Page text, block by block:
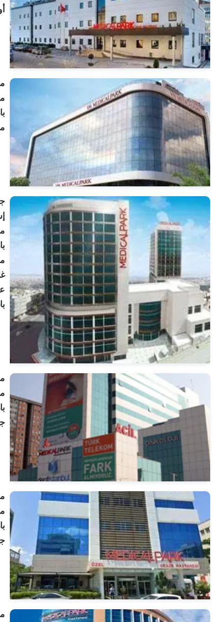
أوردو
انظر
الملف
الشخصي
مستشفى
انظر
الملف
الشخصي
إستينيا
ميديكال
مستشفى
غازي
عثمان
باشا
انظر
الملف
مستشفى
ميديكال
بارك
جوزتيبي
انظر
الملف
الشخصي
مستشفى
ميديكال
انظر
الملف
الشخصي
مستشفى